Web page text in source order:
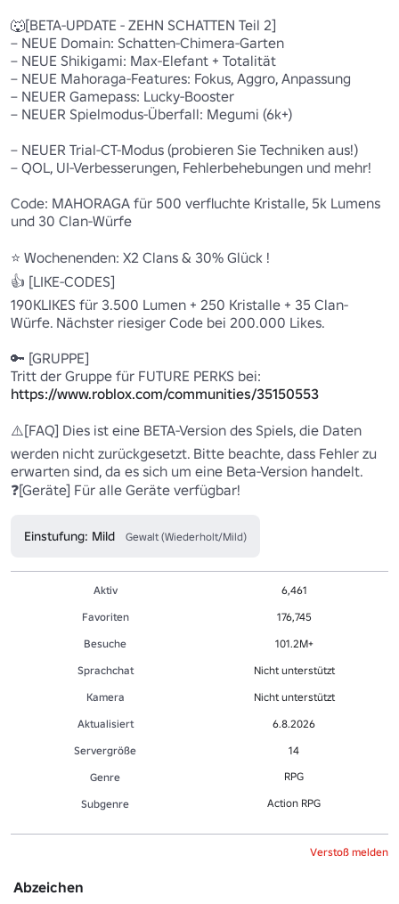
🐺[BETA-UPDATE - ZEHN SCHATTEN Teil 2]
– NEUE Domain: Schatten-Chimera-Garten
– NEUE Shikigami: Max-Elefant + Totalität
– NEUE Mahoraga-Features: Fokus, Aggro, Anpassung
– NEUER Gamepass: Lucky-Booster
– NEUER Spielmodus-Überfall: Megumi (6k+)
– NEUER Trial-CT-Modus (probieren Sie Techniken aus!)
– QOL, UI-Verbesserungen, Fehlerbehebungen und mehr!
Code: MAHORAGA für 500 verfluchte Kristalle, 5k Lumens
und 30 Clan-Würfe
⭐ Wochenenden: X2 Clans & 30% Glück !
👍 [LIKE-CODES]
190KLIKES für 3.500 Lumen + 250 Kristalle + 35 Clan-
Würfe. Nächster riesiger Code bei 200.000 Likes.
🔑 [GRUPPE]
https://www.roblox.com/communities/35150553
⚠️[FAQ] Dies ist eine BETA-Version des Spiels, die Daten
werden nicht zurückgesetzt. Bitte beachte, dass Fehler zu
erwarten sind, da es sich um eine Beta-Version handelt.
❓[Geräte] Für alle Geräte verfügbar!
Einstufung: Mild Gewalt (Wiederholt/Mild)
Aktiv
6,461
Favoriten
176,745
Besuche
101.2M+
Sprachchat
Nicht unterstützt
Kamera
Nicht unterstützt
Aktualisiert
6.8.2026
Servergröße
14
Genre
RPG
Sub­gen­re Action RPG
Verstoß melden
Abzeichen